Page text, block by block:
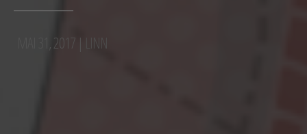
MAI 31, 2017 | LINN